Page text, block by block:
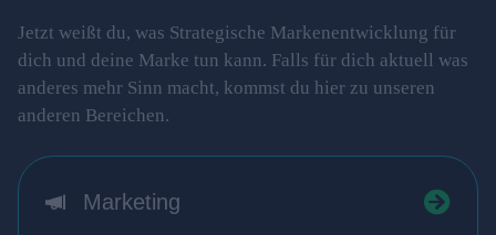
Jetzt weißt du, was Strategische Markenentwicklung für
dich und deine Marke tun kann. Falls für dich aktuell was
anderes mehr Sinn macht, kommst du hier zu unseren
anderen Bereichen.
Marketing